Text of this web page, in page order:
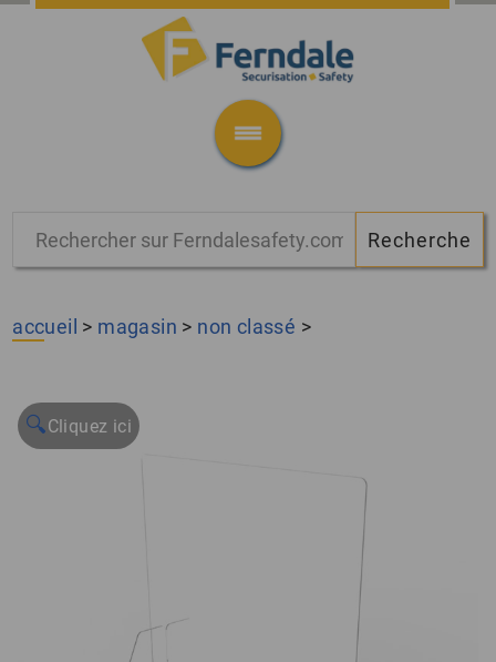
accueil > magasin > non classé >
🔍